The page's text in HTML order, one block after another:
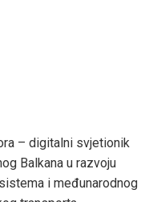
– digitalni svjetionik
Balkana u razvoju
i međunarodnog